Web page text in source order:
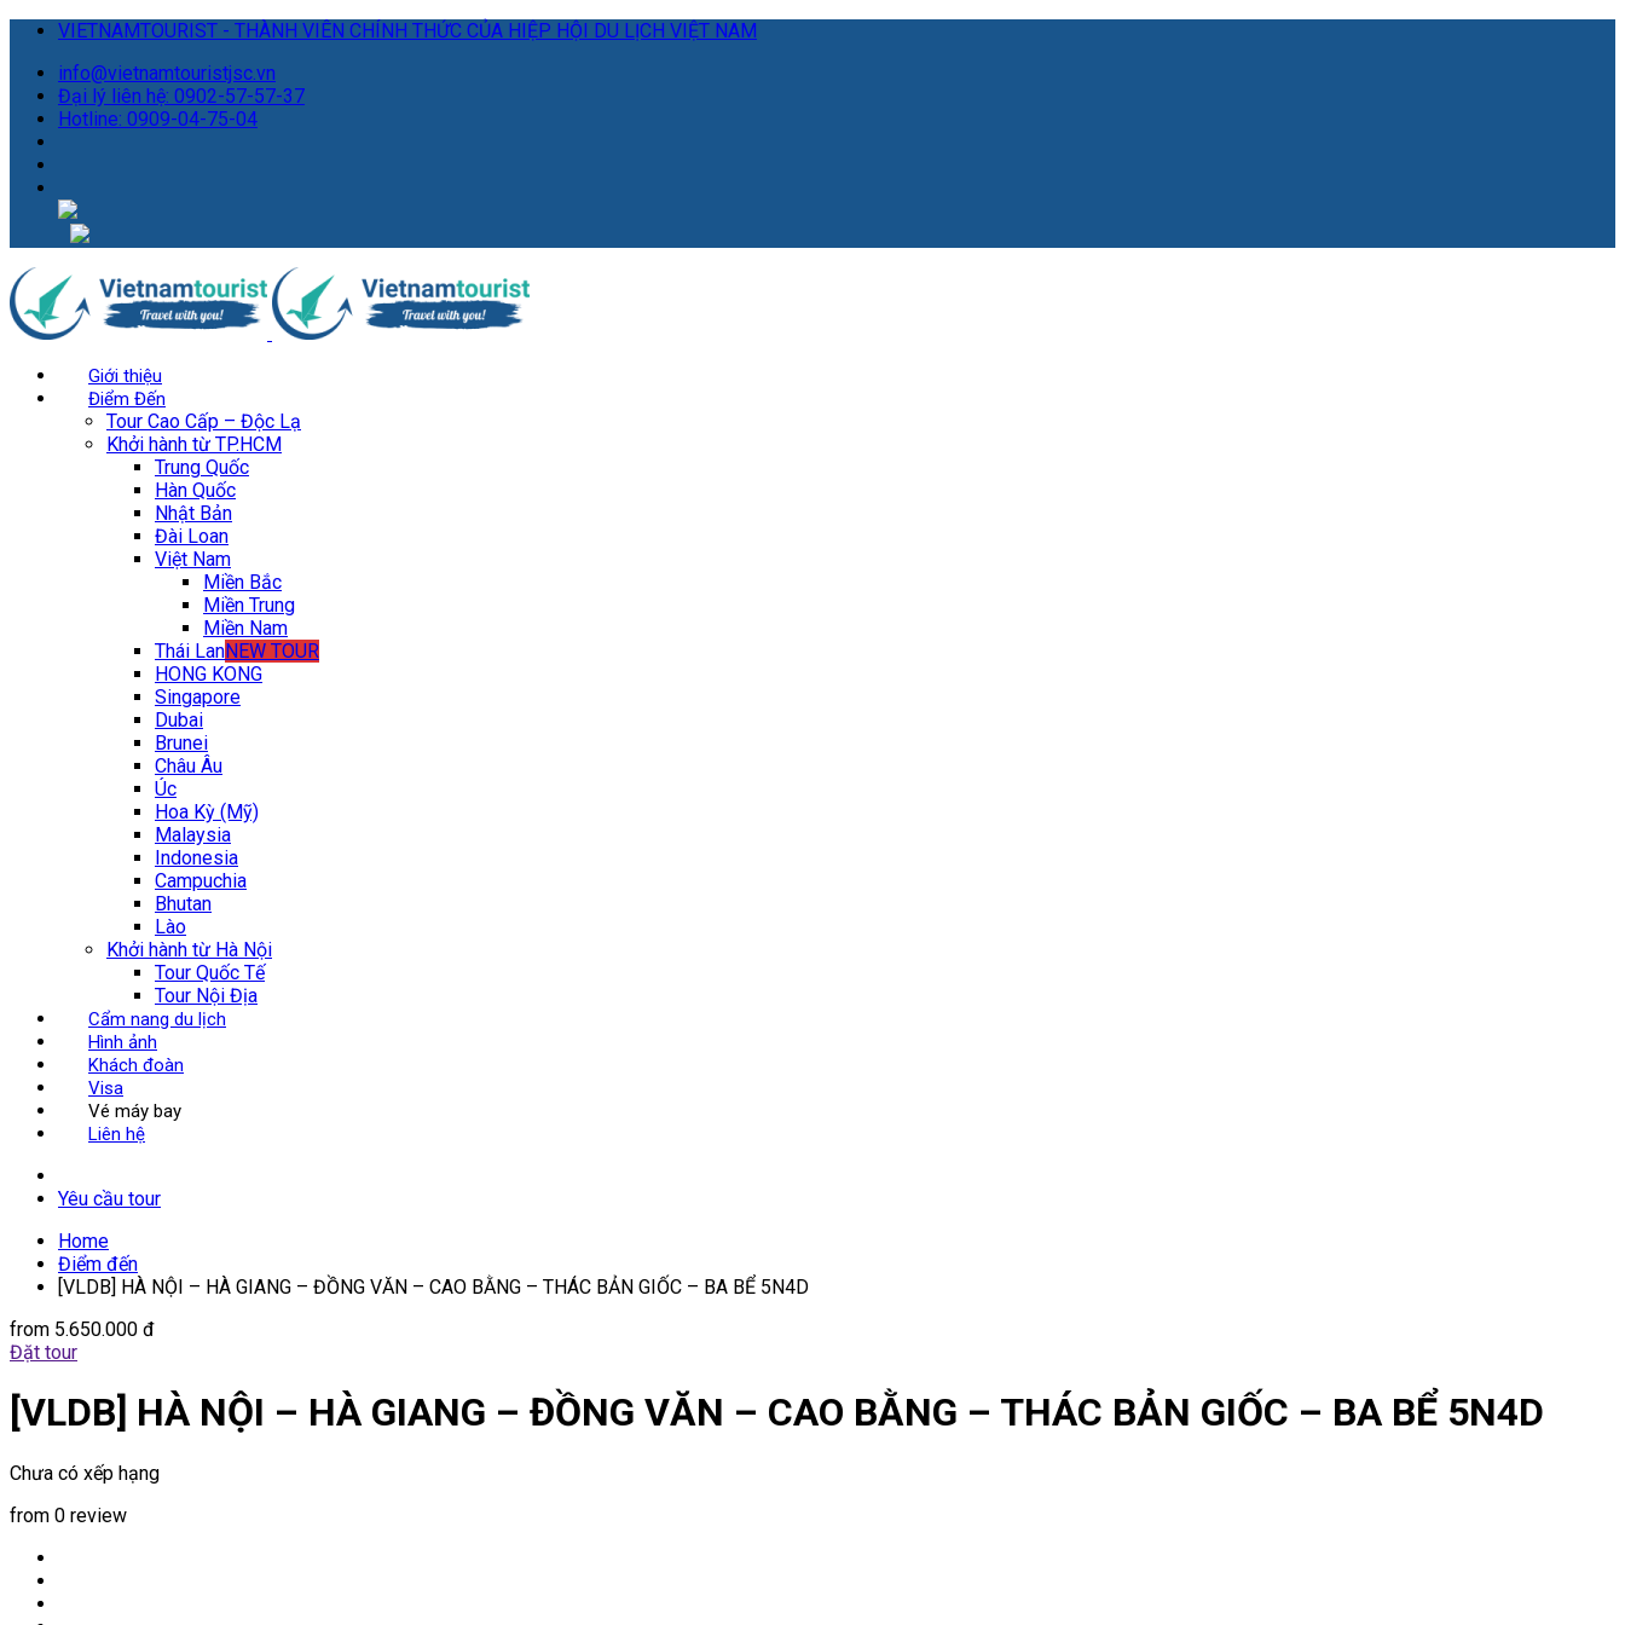
VIETNAMTOURIST - THÀNH VIÊN CHÍNH THỨC CỦA HIỆP HỘI DU LỊCH VIỆT NAM
info@vietnamtouristjsc.vn
Đại lý liên hệ: 0902-57-57-37
Hotline: 0909-04-75-04
Giới thiệu
Điểm Đến
Tour Cao Cấp – Độc Lạ
Khởi hành từ TP.HCM
Trung Quốc
Hàn Quốc
Nhật Bản
Đài Loan
Việt Nam
Miền Bắc
Miền Trung
Miền Nam
Thái LanNEW TOUR
HONG KONG
Singapore
Dubai
Brunei
Châu Âu
Úc
Hoa Kỳ (Mỹ)
Malaysia
Indonesia
Campuchia
Bhutan
Lào
Khởi hành từ Hà Nội
Tour Quốc Tế
Tour Nội Địa
Cẩm nang du lịch
Hình ảnh
Khách đoàn
Visa
Vé máy bay
Liên hệ
Yêu cầu tour
Home
Điểm đến
[VLDB] HÀ NỘI – HÀ GIANG – ĐỒNG VĂN – CAO BẰNG – THÁC BẢN GIỐC – BA BỂ 5N4D
from 5.650.000 đ
Đặt tour
[VLDB] HÀ NỘI – HÀ GIANG – ĐỒNG VĂN – CAO BẰNG – THÁC BẢN GIỐC – BA BỂ 5N4D
Chưa có xếp hạng
from 0 review